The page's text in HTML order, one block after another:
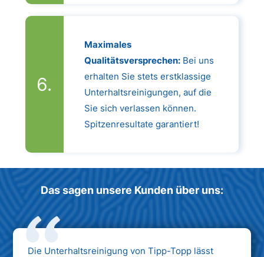
Maximales
Qualitätsversprechen:Bei uns
erhalten Sie stets erstklassige
Unterhaltsreinigungen, auf die
Sie sich verlassen können.
Spitzenresultate garantiert!
Das sagen unsere Kunden über uns:
Die Unterhaltsreinigung von Tipp-Topp lässt